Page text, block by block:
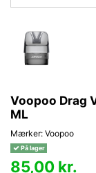
Voopoo Drag
ML
Mærker: Voopoo
På lager
85,00 kr.